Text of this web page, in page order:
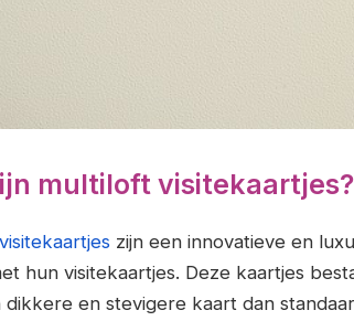
multiloft visitekaartjes?
zijn een innovatieve en
hun visitekaartjes. Deze kaartjes
en stevigere kaart dan